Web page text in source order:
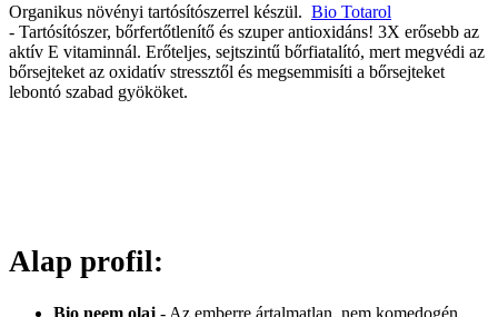
Organikus növényi tartósítószerrel készül. Bio Totarol
- Tartósítószer, bőrfertőtlenítő és szuper antioxidáns! 3X erősebb az
aktív E vitaminnál. Erőteljes, sejtszintű bőrfiatalító, mert megvédi az
bőrsejteket az oxidatív stressztől és megsemmisíti a bőrsejteket
lebontó szabad gyököket.
Alap profil:
Bio neem olaj - Az emberre ártalmatlan, nem komedogén